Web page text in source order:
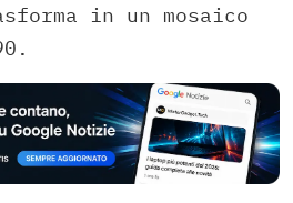
in un mosaico